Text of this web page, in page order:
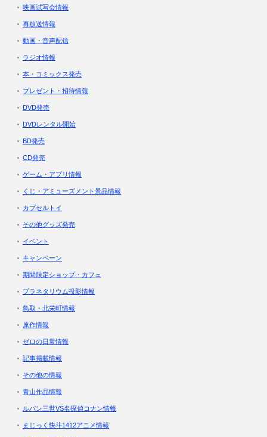
映画試写会情報
再放送情報
動画・音声配信
ラジオ情報
本・コミックス発売
プレゼント・招待情報
DVD発売
DVDレンタル開始
BD発売
CD発売
ゲーム・アプリ情報
くじ・アミューズメント景品情報
カプセルトイ
その他グッズ発売
イベント
キャンペーン
期間限定ショップ・カフェ
プラネタリウム投影情報
鳥取・北栄町情報
原作情報
ゼロの日常情報
記事掲載情報
その他の情報
青山作品情報
ルパン三世VS名探偵コナン情報
まじっく快斗1412アニメ情報